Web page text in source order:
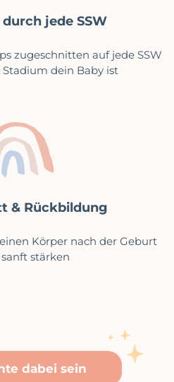
jede SSW
zugeschnitten auf jede SSW
dein Baby ist
& Rückbildung
Körper nach der Geburt
stärken
dabei sein